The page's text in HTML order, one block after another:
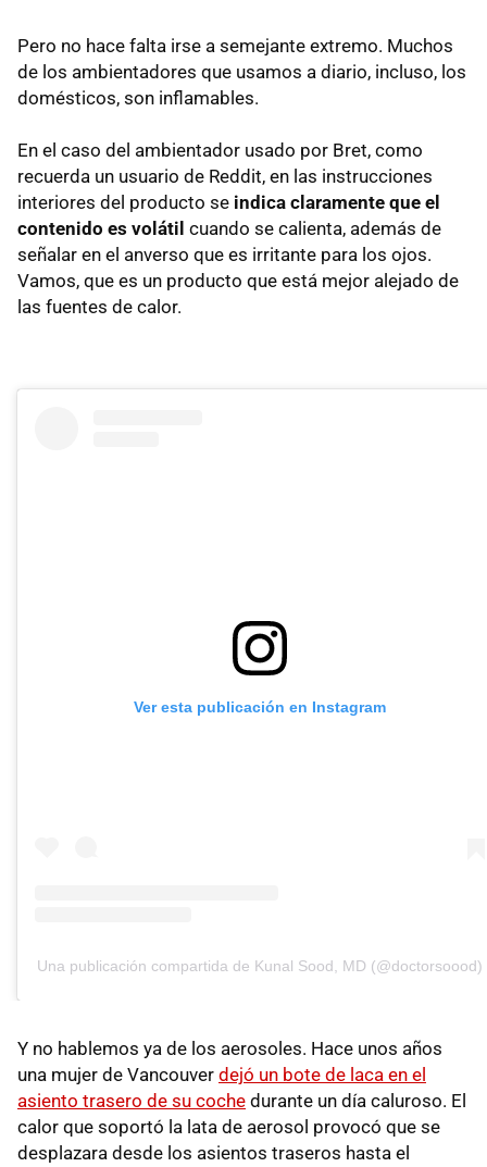
Pero no hace falta irse a semejante extremo. Muchos
de los ambientadores que usamos a diario, incluso, los
domésticos, son inflamables.
En el caso del ambientador usado por Bret, como
recuerda un usuario de Reddit, en las instrucciones
interiores del producto se indica claramente que el
contenido es volátil cuando se calienta, además de
señalar en el anverso que es irritante para los ojos.
Vamos, que es un producto que está mejor alejado de
las fuentes de calor.
Ver esta publicación en Instagram
Una publicación compartida de Kunal Sood, MD (@doctorsoood)
Y no hablemos ya de los aerosoles. Hace unos años
una mujer de Vancouver dejó un bote de laca en el
asiento trasero de su coche durante un día caluroso. El
calor que soportó la lata de aerosol provocó que se
desplazara desde los asientos traseros hasta el